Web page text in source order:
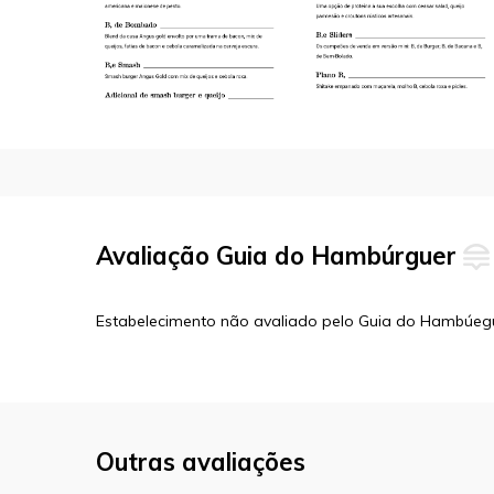
Avaliação Guia do Hambúrguer
Estabelecimento não avaliado pelo Guia do
Outras avaliações